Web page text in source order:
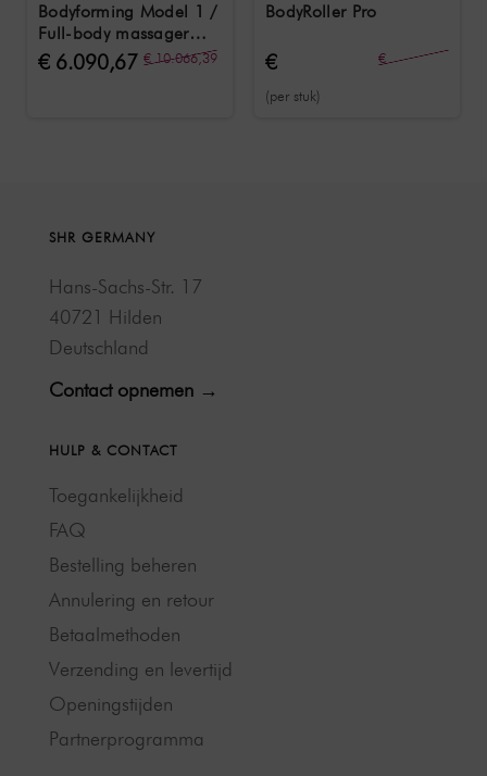
Bodyforming Model 1 /
Full-body massager
met druk micro-vibratie
voor body shaping
€ 6.090,67 € 10.066,39
BodyRoller Pro
€
12.200,66
€
(per stuk)
SHR GERMANY
Hans-Sachs-Str. 17
40721 Hilden
Deutschland
Contact opnemen →
HULP & CONTACT
Toegankelijkheid
FAQ
Bestelling beheren
Annulering en retour
Betaalmethoden
Verzending en levertijd
Openingstijden
Partnerprogramma